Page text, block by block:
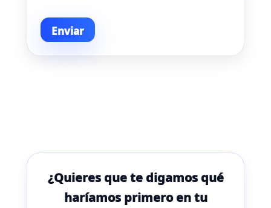
Enviar
¿Quieres que te digamos qué
haríamos primero en tu